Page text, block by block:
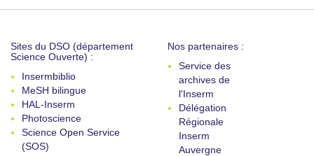
Sites du DSO (département
Science Ouverte) :
Insermbiblio
MeSH bilingue
HAL-Inserm
Photoscience
Science Open Service
(SOS)
Nos partenaires :
Service des
archives de
l'Inserm
Délégation
Régionale
Inserm
Auvergne